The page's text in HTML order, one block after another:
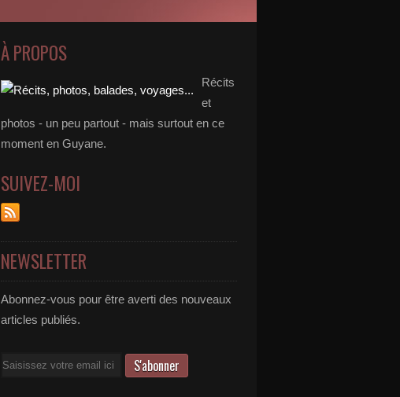
À PROPOS
Récits
et
photos - un peu partout - mais surtout en ce
moment en Guyane.
SUIVEZ-MOI
NEWSLETTER
Abonnez-vous pour être averti des nouveaux
articles publiés.
Email